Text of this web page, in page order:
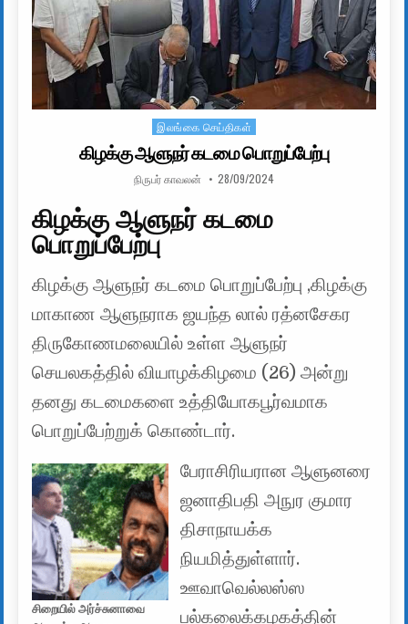
Posted in
இலங்கை செய்திகள்
கிழக்கு ஆளுநர் கடமை பொறுப்பேற்பு
AUTHOR:
நிருபர் காவலன் PUBLISHED DATE:
28/09/2024
கிழக்கு ஆளுநர் கடமை
பொறுப்பேற்பு
கிழக்கு ஆளுநர் கடமை பொறுப்பேற்பு ,கிழக்கு
மாகாண ஆளுநராக ஜயந்த லால் ரத்னசேகர
திருகோணமலையில் உள்ள ஆளுநர்
செயலகத்தில் வியாழக்கிழமை (26) அன்று
தனது கடமைகளை உத்தியோகபூர்வமாக
பொறுப்பேற்றுக் கொண்டார்.
சிறையில் அர்ச்சுனாவை
பேராசிரியரான ஆளுனரை
ஜனாதிபதி அநுர குமார
திசாநாயக்க
நியமித்துள்ளார்.
ஊவாவெல்லஸ்ஸ
பல்கலைக்கழகத்தின்